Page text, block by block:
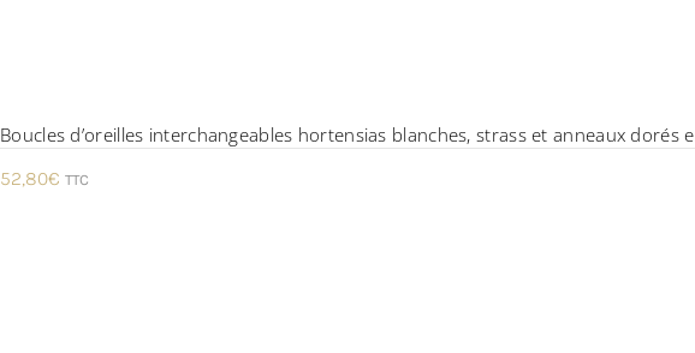
Boucles d’oreilles interchangeables hortensias blanches, strass et anneaux
52,80€ TTC